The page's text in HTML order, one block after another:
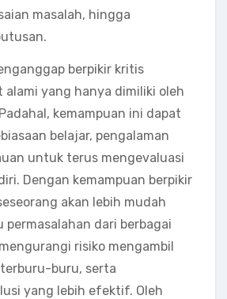
masalah, hingga
berpikir kritis
alami yang hanya dimiliki oleh
kemampuan ini dapat
belajar, pengalaman
untuk terus mengevaluasi
Dengan kemampuan berpikir
akan lebih mudah
permasalahan dari berbagai
risiko mengambil
buru, serta
yang lebih efektif. Oleh